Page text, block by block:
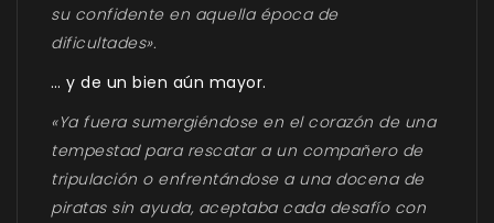
su confidente en aquella época de
dificultades».
… y de un bien aún mayor.
«Ya fuera sumergiéndose en el corazón de una
tempestad para rescatar a un compañero de
tripulación o enfrentándose a una docena de
piratas sin ayuda, aceptaba cada desafío con